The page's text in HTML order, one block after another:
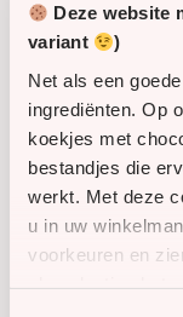
Deze website
variant
)
Net als een
ingrediënten. Op
koekjes met
bestandjes die
werkt. Met deze
u in uw
voorkeuren en
Deze verpakking
traktatie of om
binnen
openen.
Zoek je een
Chocolonely
nu.
SKU